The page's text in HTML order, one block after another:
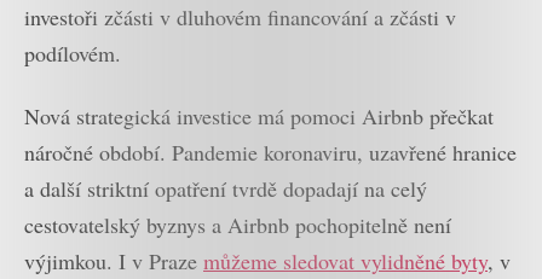
investoři zčásti v dluhovém financování a zčásti v
podílovém.
Nová strategická investice má pomoci Airbnb přečkat
náročné období. Pandemie koronaviru, uzavřené hranice
a další striktní opatření tvrdě dopadají na celý
cestovatelský byznys a Airbnb pochopitelně není
výjimkou. I v Praze můžeme sledovat vylidněné byty, v